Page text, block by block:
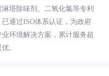
塔除味剂、二氧化氯等专利
通过ISO体系认证，为政府
环境解决方案，累计服务超
。